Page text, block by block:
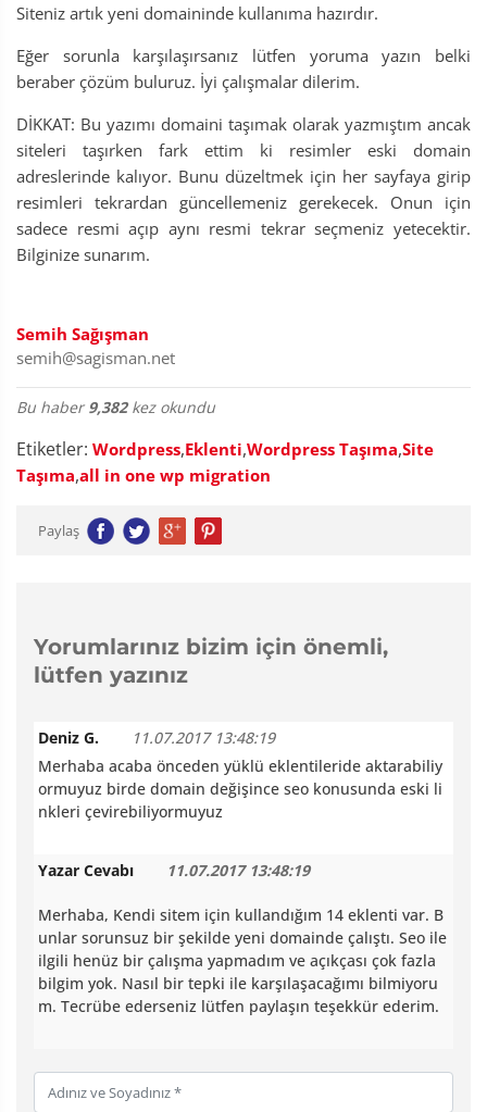
Siteniz artık yeni domaininde kullanıma hazırdır.
Eğer sorunla karşılaşırsanız lütfen yoruma yazın belki
beraber çözüm buluruz. İyi çalışmalar dilerim.
DİKKAT: Bu yazımı domaini taşımak olarak yazmıştım ancak
siteleri taşırken fark ettim ki resimler eski domain
adreslerinde kalıyor. Bunu düzeltmek için her sayfaya girip
resimleri tekrardan güncellemeniz gerekecek. Onun için
sadece resmi açıp aynı resmi tekrar seçmeniz yetecektir.
Bilginize sunarım.
Semih Sağışman
semih@sagisman.net
Bu haber9,382kez okundu
Etiketler: Wordpress,Eklenti,Wordpress Taşıma,Site
Taşıma,all in one wp migration
Paylaş
Yorumlarınız bizim için önemli,
lütfen yazınız
Deniz G.
11.07.2017 13:48:19
Merhaba acaba önceden yüklü eklentileride aktarabiliy
ormuyuz birde domain değişince seo konusunda eski li
nkleri çevirebiliyormuyuz
Yazar Cevabı 11.07.2017 13:48:19
Merhaba, Kendi sitem için kullandığım 14 eklenti var. B
unlar sorunsuz bir şekilde yeni domainde çalıştı. Seo ile
ilgili henüz bir çalışma yapmadım ve açıkçası çok fazla
bilgim yok. Nasıl bir tepki ile karşılaşacağımı bilmiyoru
m. Tecrübe ederseniz lütfen paylaşın teşekkür ederim.